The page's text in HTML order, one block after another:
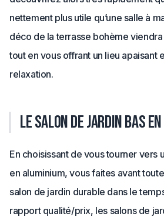
nettement plus utile qu’une salle à
déco de la terrasse bohème
tout en vous offrant un lieu apaisant
relaxation.
Le salon de jardin bas
En choisissant de vous tourner vers
en aluminium, vous faites avant
salon de jardin durable dans le
rapport qualité/prix, les salons de